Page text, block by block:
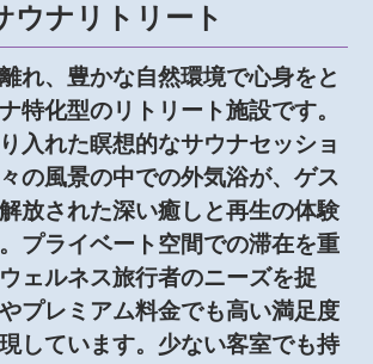
ウナリトリート
れ、豊かな自然環境で心身をと
特化型のリトリート施設です。
入れた瞑想的なサウナセッショ
の風景の中での外気浴が、ゲス
放された深い癒しと再生の体験
プライベート空間での滞在を重
ェルネス旅行者のニーズを捉
プレミアム料金でも高い満足度
しています。少ない客室でも持